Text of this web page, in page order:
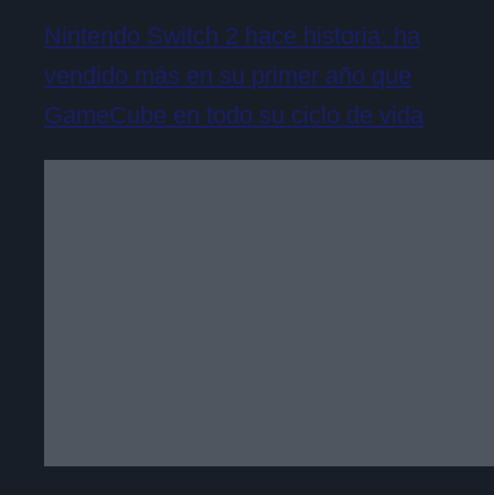
Nintendo Switch 2 hace historia: ha
vendido más en su primer año que
GameCube en todo su ciclo de vida